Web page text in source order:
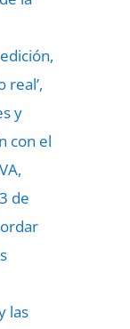
real’,
y
con el
de
las